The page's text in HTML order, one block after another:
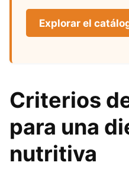
Explorar el
Criterios
para una
nutritiva